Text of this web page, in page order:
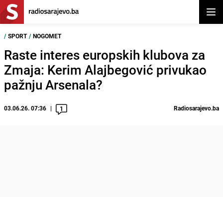
/ SPORT / NOGOMET
Raste interes europskih klubova za
Zmaja: Kerim Alajbegović privukao
pažnju Arsenala?
03.06.26. 07:36 1 Radiosarajevo.ba